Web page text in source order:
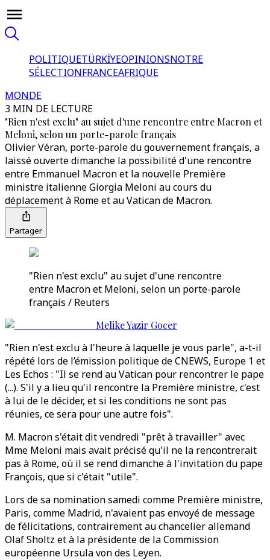
POLITIQUETÜRKİYEOPINIONSNOTRE
SÉLECTIONFRANCEAFRIQUE
MONDE
3 MIN DE LECTURE
"Rien n'est exclu" au sujet d'une rencontre entre Macron et
Meloni, selon un porte-parole français
Olivier Véran, porte-parole du gouvernement français, a
laissé ouverte dimanche la possibilité d'une rencontre
entre Emmanuel Macron et la nouvelle Première
ministre italienne Giorgia Meloni au cours du
déplacement à Rome et au Vatican de Macron.
Partager
"Rien n'est exclu" au sujet d'une rencontre
entre Macron et Meloni, selon un porte-parole
français / Reuters
Melike Yazir Gocer
"Rien n'est exclu à l'heure à laquelle je vous parle", a-t-il
répété lors de l’émission politique de CNEWS, Europe 1 et
Les Echos : "Il se rend au Vatican pour rencontrer le pape
(...). S'il y a lieu qu'il rencontre la Première ministre, c'est
à lui de le décider, et si les conditions ne sont pas
réunies, ce sera pour une autre fois".
M. Macron s'était dit vendredi "prêt à travailler" avec
Mme Meloni mais avait précisé qu'il ne la rencontrerait
pas à Rome, où il se rend dimanche à l'invitation du pape
François, que si c'était "utile".
Lors de sa nomination samedi comme Première ministre,
Paris, comme Madrid, n'avaient pas envoyé de message
de félicitations, contrairement au chancelier allemand
Olaf Sholtz et à la présidente de la Commission
européenne Ursula von des Leyen.